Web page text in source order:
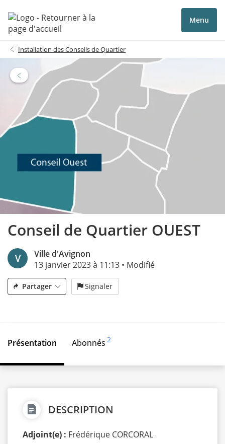
Menu
Installation des Conseils de Quartier
Conseil de Quartier OUEST
V
Ville d'Avignon
13 janvier 2023 à 11:13 • Modifié
Partager Signaler
Présentation Abonnés 2
DESCRIPTION
Adjoint(e) : Frédérique CORCORAL